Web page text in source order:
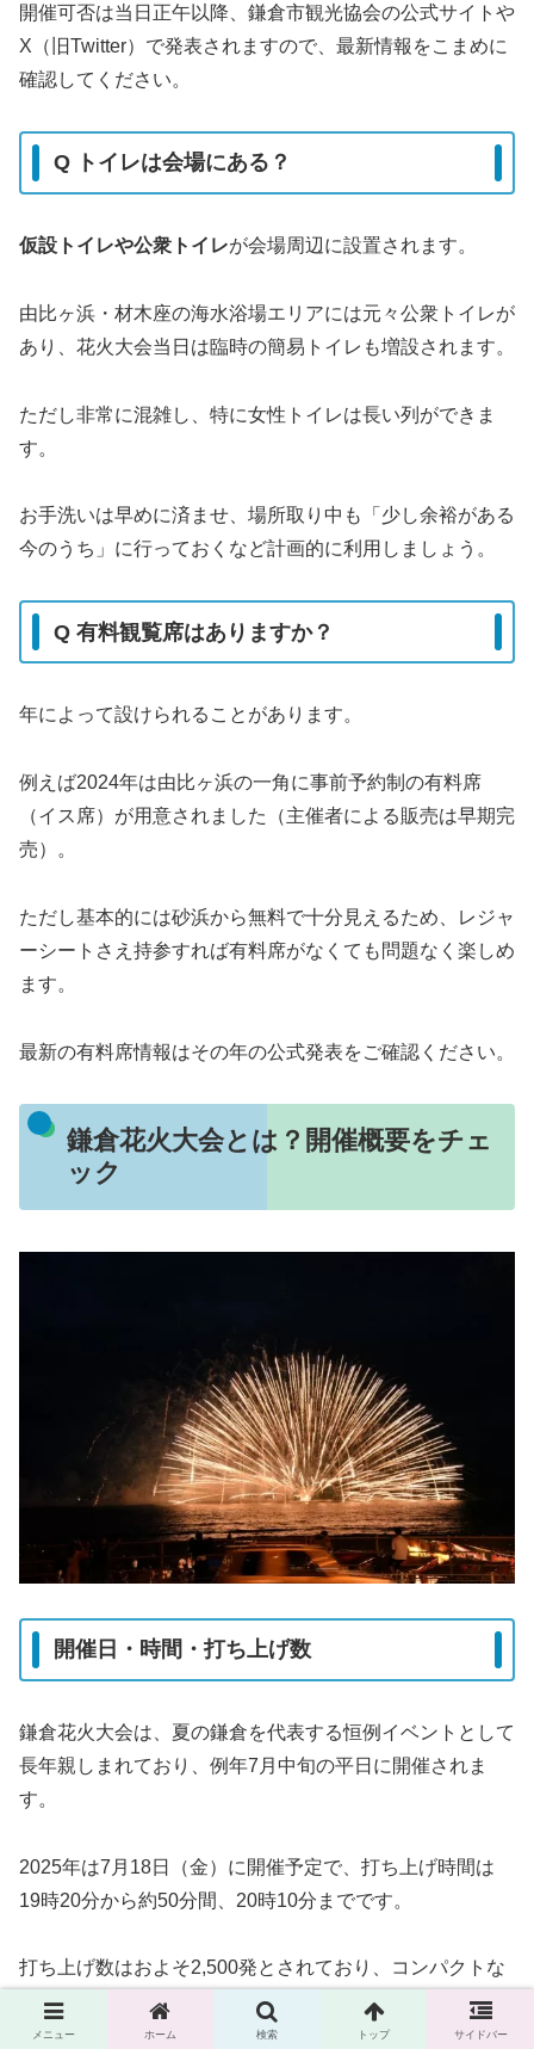
開催可否は当日正午以降、鎌倉市観光協会の公式サイトや
X（旧Twitter）で発表されますので、最新情報をこまめに
確認してください。
Q トイレは会場にある？
仮設トイレや公衆トイレが会場周辺に設置されます。
由比ヶ浜・材木座の海水浴場エリアには元々公衆トイレが
あり、花火大会当日は臨時の簡易トイレも増設されます。
ただし非常に混雑し、特に女性トイレは長い列ができま
す。
お手洗いは早めに済ませ、場所取り中も「少し余裕がある
今のうち」に行っておくなど計画的に利用しましょう。
Q 有料観覧席はありますか？
年によって設けられることがあります。
例えば2024年は由比ヶ浜の一角に事前予約制の有料席
（イス席）が用意されました（主催者による販売は早期完
売）。
ただし基本的には砂浜から無料で十分見えるため、レジャ
ーシートさえ持参すれば有料席がなくても問題なく楽しめ
ます。
最新の有料席情報はその年の公式発表をご確認ください。
鎌倉花火大会とは？開催概要をチェ
ック
開催日・時間・打ち上げ数
鎌倉花火大会は、夏の鎌倉を代表する恒例イベントとして
長年親しまれており、例年7月中旬の平日に開催されま
す。
2025年は7月18日（金）に開催予定で、打ち上げ時間は
19時20分から約50分間、20時10分までです。
打ち上げ数はおよそ2,500発とされており、コンパクトな
がらも迫力ある花火が特徴です。
メニュー ホーム 検索 トップ サイドバー